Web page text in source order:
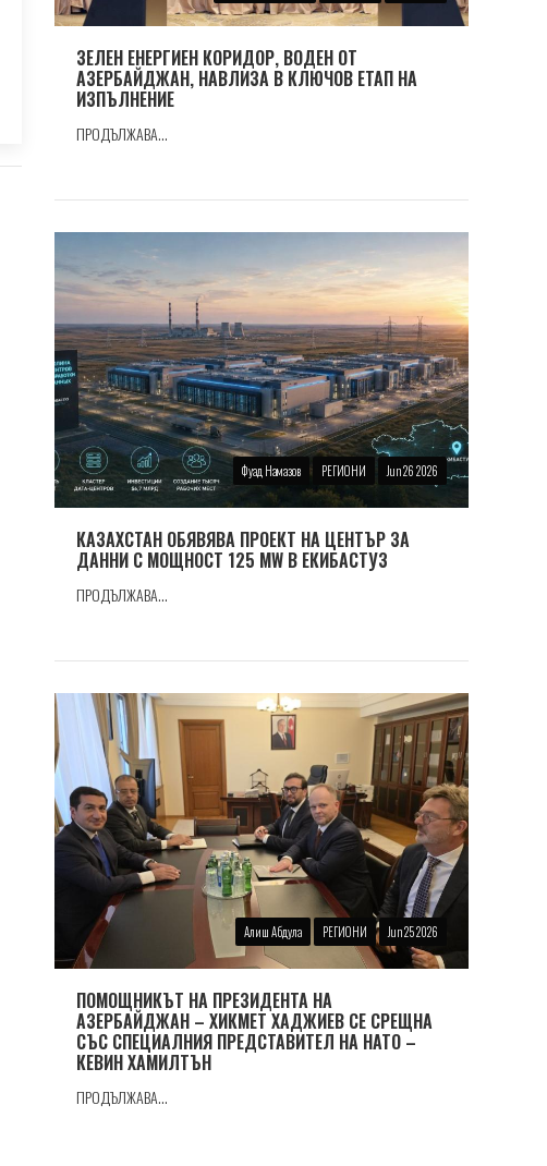
ЗЕЛЕН ЕНЕРГИЕН КОРИДОР, ВОДЕН ОТ
АЗЕРБАЙДЖАН, НАВЛИЗА В КЛЮЧОВ ЕТАП НА
ИЗПЪЛНЕНИЕ
ПРОДЪЛЖАВА...
Фуад Намазов РЕГИОНИ Jun 26 2026
КАЗАХСТАН ОБЯВЯВА ПРОЕКТ НА ЦЕНТЪР ЗА
ДАННИ С МОЩНОСТ 125 MW В ЕКИБАСТУЗ
ПРОДЪЛЖАВА...
Алиш Абдула РЕГИОНИ Jun 25 2026
ПОМОЩНИКЪТ НА ПРЕЗИДЕНТА НА
АЗЕРБАЙДЖАН – ХИКМЕТ ХАДЖИЕВ СЕ СРЕЩНА
СЪС СПЕЦИАЛНИЯ ПРЕДСТАВИТЕЛ НА НАТО –
КЕВИН ХАМИЛТЪН
ПРОДЪЛЖАВА...